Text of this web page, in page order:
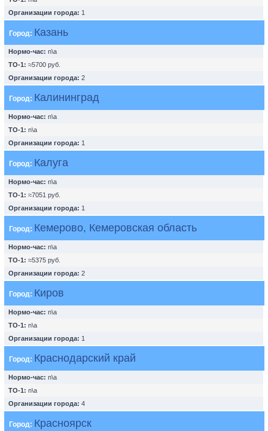
Организации города: 1
Город: Казань
Нормо-час: n\a
ТО-1: ≈5700 руб.
Организации города: 2
Город: Калининград
Нормо-час: n\a
ТО-1: n\a
Организации города: 1
Город: Калуга
Нормо-час: n\a
ТО-1: ≈7051 руб.
Организации города: 1
Город: Кемерово, Кемеровская область
Нормо-час: n\a
ТО-1: ≈5375 руб.
Организации города: 2
Город: Киров
Нормо-час: n\a
ТО-1: n\a
Организации города: 1
Город: Краснодарский край
Нормо-час: n\a
ТО-1: n\a
Организации города: 4
Город: Красноярск